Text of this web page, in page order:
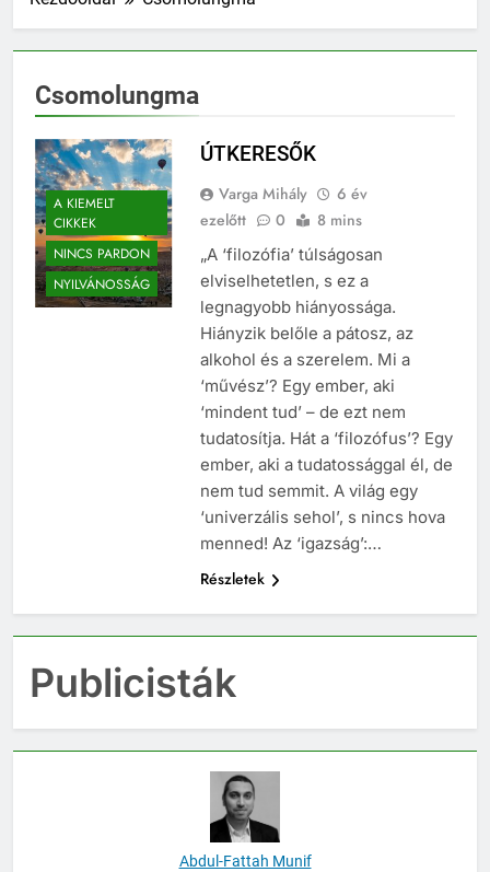
Csomolungma
A KIEMELT
CIKKEK
NINCS PARDON
NYILVÁNOSSÁG
ÚTKERESŐK
Varga Mihály
6 év
ezelőtt
0 8 mins
„A ‘filozófia’ túlságosan
elviselhetetlen, s ez a
legnagyobb hiányossága.
Hiányzik belőle a pátosz, az
alkohol és a szerelem. Mi a
‘művész’? Egy ember, aki
‘mindent tud’ – de ezt nem
tudatosítja. Hát a ‘filozófus’? Egy
ember, aki a tudatossággal él, de
nem tud semmit. A világ egy
‘univerzális sehol’, s nincs hova
menned! Az ‘igazság’:…
Részletek
Publicisták
Abdul-Fattah Munif